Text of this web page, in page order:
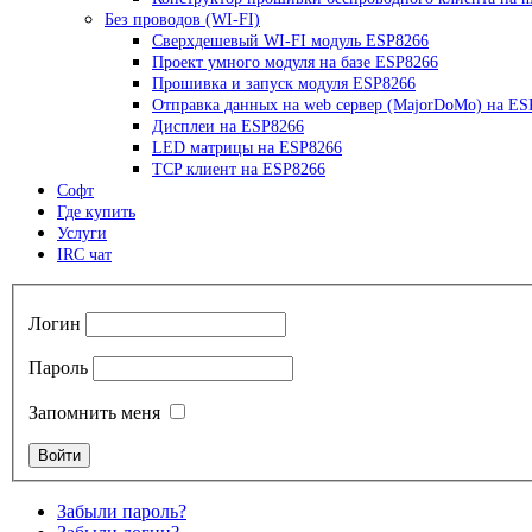
Без проводов (WI-FI)
Сверхдешевый WI-FI модуль ESP8266
Проект умного модуля на базе ESP8266
Прошивка и запуск модуля ESP8266
Отправка данных на web сервер (MajorDoMo) на
Дисплеи на ESP8266
LED матрицы на ESP8266
TCP клиент на ESP8266
Софт
Где купить
Услуги
IRC чат
Логин
Пароль
Запомнить меня
Забыли пароль?